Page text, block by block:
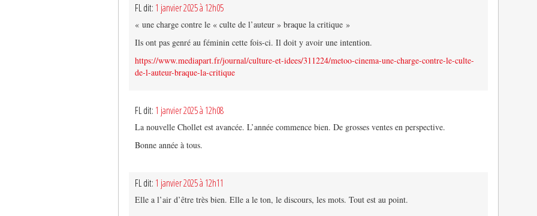
FL dit: 1 janvier 2025 à 12h05
« une charge contre le « culte de l’auteur » braque la critique »
Ils ont pas genré au féminin cette fois-ci. Il doit y avoir une intention.
https://www.mediapart.fr/journal/culture-et-idees/311224/metoo-cinema-une-charge-contre-le-culte-
de-l-auteur-braque-la-critique
FL dit: 1 janvier 2025 à 12h08
La nouvelle Chollet est avancée. L’année commence bien. De grosses ventes en perspective.
Bonne année à tous.
FL dit: 1 janvier 2025 à 12h11
Elle a l’air d’être très bien. Elle a le ton, le discours, les mots. Tout est au point.